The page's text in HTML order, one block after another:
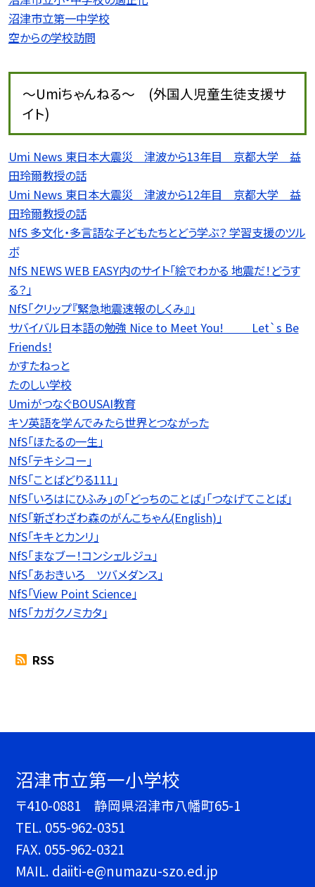
沼津市立第一中学校
空からの学校訪問
〜Umiちゃんねる〜 (外国人児童生徒支援サ
イト)
Umi News 東日本大震災 津波から13年目 京都大学 益
田玲爾教授の話
Umi News 東日本大震災 津波から12年目 京都大学 益
田玲爾教授の話
NfS 多文化・多言語な子どもたちとどう学ぶ？ 学習支援のツル
ボ
NfS NEWS WEB EASY内のサイト「絵でわかる 地震だ！どうす
る？」
NfS「クリップ『緊急地震速報のしくみ』」
サバイバル日本語の勉強 Nice to Meet You! Let`s Be
Friends!
かすたねっと
たのしい学校
UmiがつなぐBOUSAI教育
キソ英語を学んでみたら世界とつながった
NfS「ほたるの一生」
NfS「テキシコー」
NfS「ことばどりる111」
NfS「いろはにひふみ」の「どっちのことば」「つなげてことば」
NfS「新ざわざわ森のがんこちゃん(English)」
NfS「キキとカンリ」
NfS「まなブー！コンシェルジュ」
NfS「あおきいろ ツバメダンス」
NfS「View Point Science」
NfS「カガクノミカタ」
RSS
沼津市立第一小学校
〒410-0881 静岡県沼津市八幡町65-1
TEL. 055-962-0351
FAX. 055-962-0321
MAIL. daiiti-e@numazu-szo.ed.jp